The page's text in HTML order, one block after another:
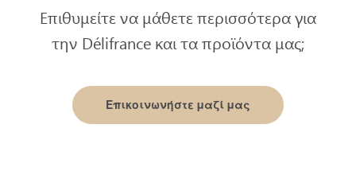
Επιθυμείτε να μάθετε περισσότερα για
την Délifrance και τα προϊόντα μας;
Επικοινωνήστε μαζί μας